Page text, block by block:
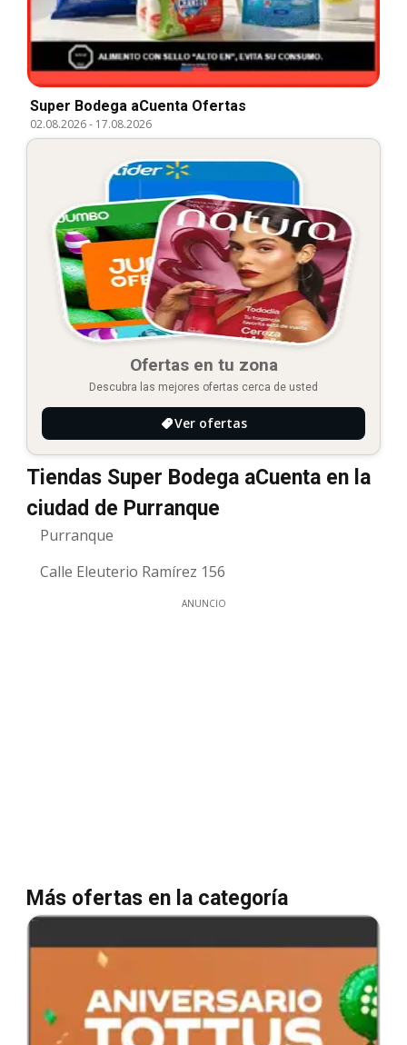
Super Bodega aCuenta Ofertas
02.08.2026- 17.08.2026
Ofertas en tu zona
Descubra las mejores ofertas cerca de usted
Ver ofertas
Tiendas Super Bodega aCuenta en la
ciudad de Purranque
Purranque
Calle Eleuterio Ramírez 156
ANUNCIO
Más ofertas en la categoría